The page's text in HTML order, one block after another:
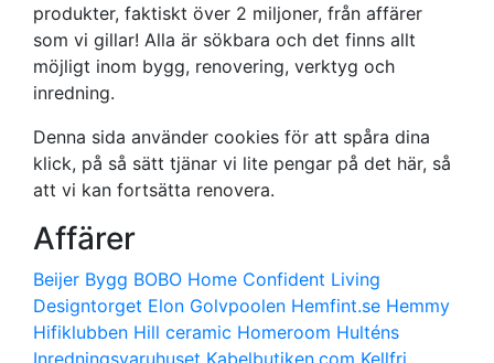
produkter, faktiskt över 2 miljoner, från affärer
som vi gillar! Alla är sökbara och det finns allt
möjligt inom bygg, renovering, verktyg och
inredning.
Denna sida använder cookies för att spåra dina
klick, på så sätt tjänar vi lite pengar på det här, så
att vi kan fortsätta renovera.
Affärer
Beijer Bygg BOBO Home Confident Living
Designtorget Elon Golvpoolen Hemfint.se Hemmy
Hifiklubben Hill ceramic Homeroom Hulténs